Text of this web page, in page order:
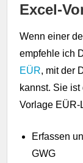
Excel-
Wenn einer
empfehle ich
EÜR, mit der
kannst. Sie
Vorlage EÜR-
Erfassen
GWG